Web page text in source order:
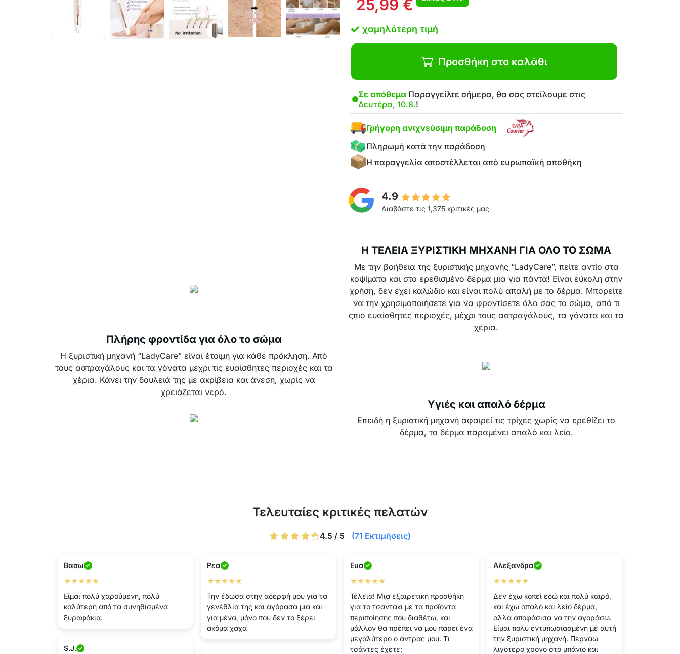
25,99 €
χαμηλότερη τιμή
Προσθήκη στο καλάθι
Σε απόθεμα Παραγγείλτε σήμερα, θα σας στείλουμε στις
Δευτέρα, 10.8.!
Γρήγορη ανιχνεύσιμη παράδοση
Πληρωμή κατά την παράδοση
Η παραγγελία αποστέλλεται από ευρωπαϊκή αποθήκη
4.9
Διαβάστε τις 1,375 κριτικές μας
Η ΤΕΛΕΙΑ ΞΥΡΙΣΤΙΚΗ ΜΗΧΑΝΗ ΓΙΑ ΟΛΟ ΤΟ ΣΩΜΑ
Με την βοήθεια της ξυριστικής μηχανής “LadyCare”, πείτε αντίο στα
κοψίματα και στο ερεθισμένο δέρμα μια για πάντα! Είναι εύκολη στην
χρήση, δεν έχει καλώδιο και είναι πολύ απαλή με το δέρμα. Μπορείτε
να την χρησιμοποιήσετε για να φροντίσετε όλο σας το σώμα, από τι
ςπιο ευαίσθητες περιοχές, μέχρι τους αστραγάλους, τα γόνατα και τα
χέρια.
Πλήρης φροντίδα για όλο το σώμα
Η ξυριστική μηχανή “LadyCare” είναι έτοιμη για κάθε πρόκληση. Από
τους αστραγάλους και τα γόνατα μέχρι τις ευαίσθητες περιοχές και τα
χέρια. Κάνει την δουλειά της με ακρίβεια και άνεση, χωρίς να
χρειάζεται νερό.
Υγιές και απαλό δέρμα
Επειδή η ξυριστική μηχανή αφαιρεί τις τρίχες χωρίς να ερεθίζει το
δέρμα, το δέρμα παραμένει απαλό και λείο.
Τελευταίες κριτικές πελατών
4.5 / 5 (71 Εκτιμήσεις)
Βασω
★★★★★
Είμαι πολύ χαρούμενη, πολύ
καλύτερη από τα συνηθισμένα
ξυραφάκια.
Ρεα
★★★★★
Την έδωσα στην αδερφή μου για τα
γενέθλια της και αγόρασα μια και
για μένα, μόνο που δεν το ξέρει
ακόμα χαχα
Ευα
★★★★★
Τέλεια! Μια εξαιρετική προσθήκη
για το τσαντάκι με τα προϊόντα
περιποίησης που διαθέτω, και
μάλλον θα πρέπει να μου πάρει ένα
μεγαλύτερο ο άντρας μου. Τι
τσάντες έχετε;
Αλεξανδρα
★★★★★
Δεν έχω κοπεί εδώ και πολύ καιρό,
και έχω απαλό και λείο δέρμα,
αλλά αποφάσισα να την αγοράσω.
Είμαι πολύ εντυπωσιασμένη με αυτή
την ξυριστική μηχανή. Περνάω
λιγότερο χρόνο στο μπάνιο και
S.J.